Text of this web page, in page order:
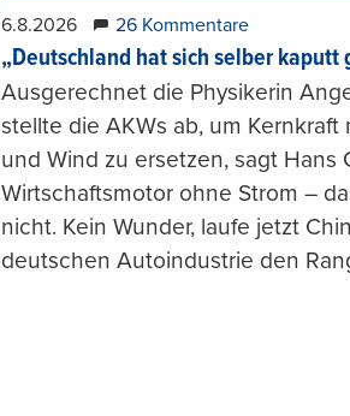
6.8.2026 26 Kommentare
„Deutschland hat sich selber kaputt
Ausgerechnet die Physikerin
stellte die AKWs ab, um Kernkraft
und Wind zu ersetzen, sagt Hans
Wirtschaftsmotor ohne Strom –
nicht. Kein Wunder, laufe jetzt
deutschen Autoindustrie den